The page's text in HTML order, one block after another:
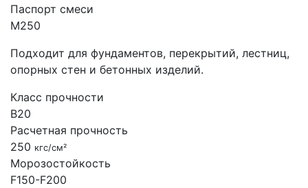
Паспорт смеси
М250
Подходит для фундаментов, перекрытий, лестниц,
опорных стен и бетонных изделий.
Класс прочности
B20
Расчетная прочность
250 кгс/см²
Морозостойкость
F150-F200